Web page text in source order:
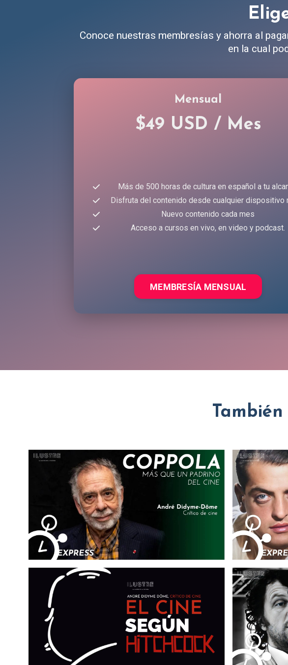
Conoce nuestras membresías y ahorra al
en la cual
Mensual
$49 USD / Mes
Más de 500 horas de cultura en español a tu
Disfruta del contenido desde cualquier dispositivo
Nuevo contenido cada mes
Acceso a cursos en vivo, en video y podcast.
MEMBRESÍA MENSUAL